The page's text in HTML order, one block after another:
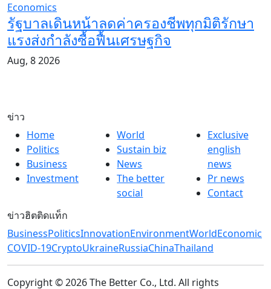
Economics
รัฐบาลเดินหน้าลดค่าครองชีพทุกมิติรักษา
แรงส่งกำลังซื้อฟื้นเศรษฐกิจ
Aug, 8 2026
ข่าว
Home
Politics
Business
Investment
World
Sustain biz
News
The better
social
Exclusive
english
news
Pr news
Contact
ข่าวฮิตติดแท็ก
BusinessPoliticsInnovationEnvironmentWorldEconomic
COVID-19CryptoUkraineRussiaChinaThailand
Copyright © 2026 The Better Co., Ltd. All rights